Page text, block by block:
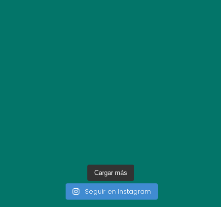
Cargar más
Seguir en Instagram